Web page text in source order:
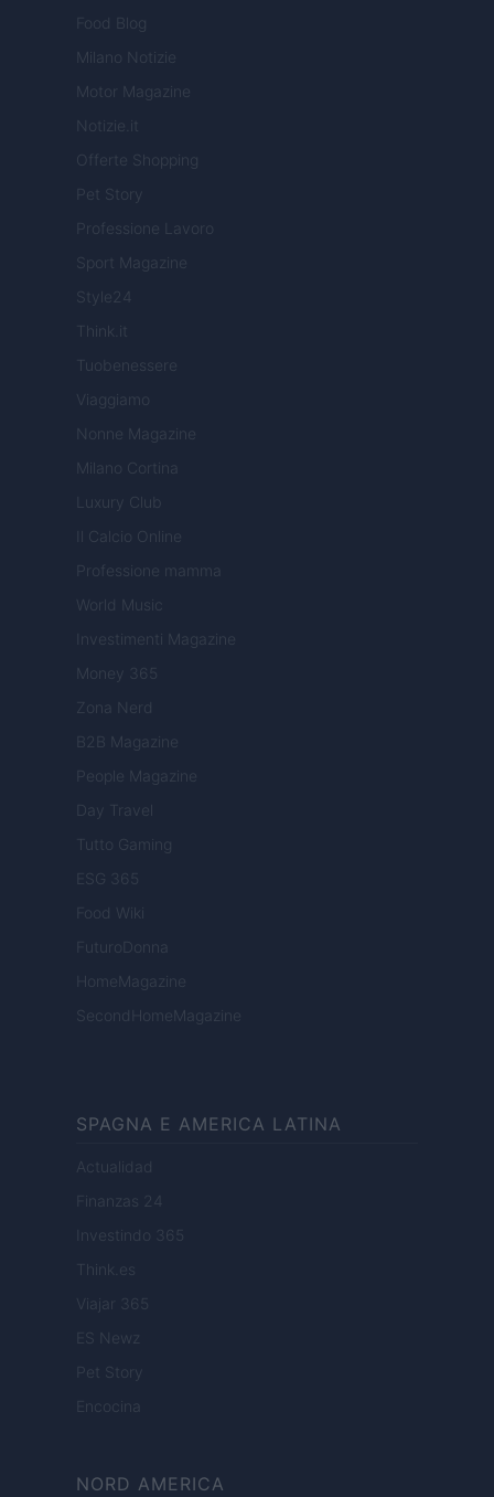
Food Blog
Milano Notizie
Motor Magazine
Notizie.it
Offerte Shopping
Pet Story
Professione Lavoro
Sport Magazine
Style24
Think.it
Tuobenessere
Viaggiamo
Nonne Magazine
Milano Cortina
Luxury Club
Il Calcio Online
Professione mamma
World Music
Investimenti Magazine
Money 365
Zona Nerd
B2B Magazine
People Magazine
Day Travel
Tutto Gaming
ESG 365
Food Wiki
FuturoDonna
HomeMagazine
SecondHomeMagazine
SPAGNA E AMERICA LATINA
Actualidad
Finanzas 24
Investindo 365
Think.es
Viajar 365
ES Newz
Pet Story
Encocina
NORD AMERICA